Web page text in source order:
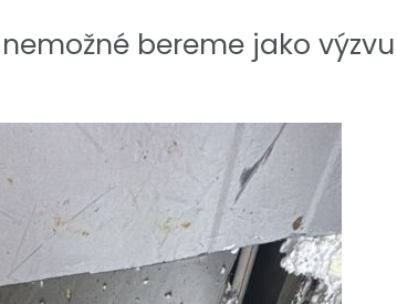
bereme jako výzvu